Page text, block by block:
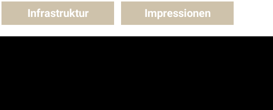
Infrastruktur Impressionen